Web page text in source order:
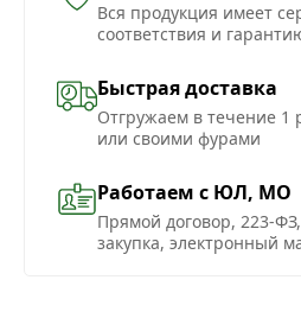
Вся продукция имеет
соответствия и
Быстрая доставка
Отгружаем в течение 1
или своими фурами
Работаем с ЮЛ, МО
Прямой договор, 223-
закупка, электронный